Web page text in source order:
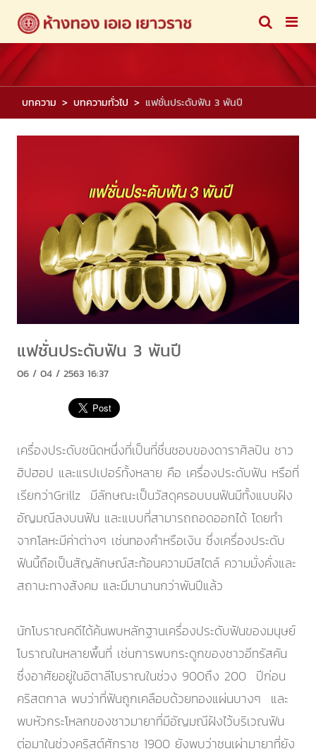
บทความ บทความทั่วไป แฟชั่นประดับฟัน 3 พันปี
แฟชั่นประดับฟัน 3 พันปี
06 / 04 / 2563 16:37
เครื่องประดับชนิดหนึ่งที่เป็นที่ชื่นชอบของดาราศิลปิน ชาว
ฮิปฮอป และแรปเปอร์ทั้งหลาย คือ เครื่องประดับฟัน หรือที่
เรียกว่าGrillz มีลักษณะเป็นวัสดุครอบบนฟันมีทั้งแบบฝัง
อัญมณีลงบนฟัน และแบบที่สามารถถอดออกได้ โดยทำ
จากโลหะมีค่าต่างๆ เช่นทองคำหรือเงิน ซึ่งเครื่องประดับ
ฟันนี้ถือเป็นสัญลักษณ์สะท้อนความมีสไตล์ ความมั่งคั่งและ
สถานะทางสังคม และมีมานานกว่าพันปีแล้ว
นักโบราณคดีได้ค้นพบหลักฐานเครื่องประดับฟันของมนุษย์
โบราณในหลายพื้นที่ เช่นการพบกระดูกของชาวอีทรัสคัน
ซึ่งอาศัยอยู่ในอิตาลีโบราณในช่วง 900ถึง 200 ปีก่อน
คริสตกาล พบว่าที่ฟันถูกเคลือบด้วยทองแผ่นบางๆ และ
พบหัวกระโหลกของชาวมายาที่มีอัญมณีฝังไว้บริเวณฟัน
ต่อมาในช่วงคริสต์ศักราช 1900 ยังพบว่าชนเผ่ามายาที่ยัง